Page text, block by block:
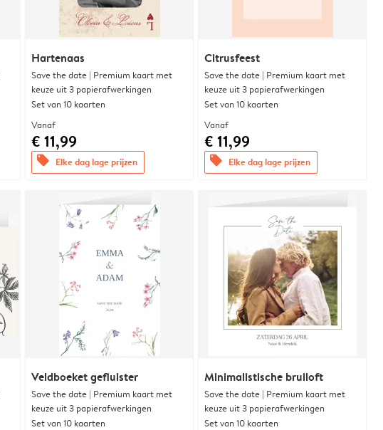
Hartenaas
Save the date | Premium kaart met
keuze uit 3 papierafwerkingen
Set van 10 kaarten
Vanaf
€ 11,99
offers Elke dag lage prijzen
Citrusfeest
Save the date | Premium kaart met
keuze uit 3 papierafwerkingen
Set van 10 kaarten
Vanaf
€ 11,99
offers Elke dag lage prijzen
Veldboeket gefluister
Save the date | Premium kaart met
keuze uit 3 papierafwerkingen
Set van 10 kaarten
Minimalistische bruiloft
Save the date | Premium kaart met
keuze uit 3 papierafwerkingen
Set van 10 kaarten